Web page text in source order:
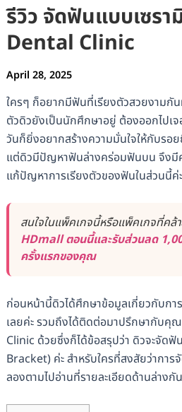
รีวิว จัดฟันแบบเซร
Dental Clinic
April 28, 2025
ใครๆ ก็อยากมีฟันที่เรียงตัวสวยงามกั
ตัวดิวยังเป็นนักศึกษาอยู่ ต้องออกไปเ
วันก็ยิ่งอยากสร้างความมั่นใจให้กับรอ
แต่ดิวมีปัญหาฟันล่างคร่อมฟันบน จึงมี
แก้ปัญหาการเรียงตัวของฟันในส่วนนี้ค่ะ
สนใจในแพ็คเกจนี้หรือแพ็คเกจที่คล้
HDmall ตอนนี้และรับส่วนลด
ครั้งแรกของคุณ
ก่อนหน้านี้ดิวได้ศึกษาข้อมูลเกี่ยวกับก
เลยค่ะ รวมถึงได้ติดต่อมาปรึกษากับ
Clinic ด้วยซึ่งก็ได้ข้อสรุปว่า ดิวจะจัด
Bracket) ค่ะ สำหรับใครที่สงสัยว่าการ
ลองตามไปอ่านที่รายละเอียดด้านล่างกั